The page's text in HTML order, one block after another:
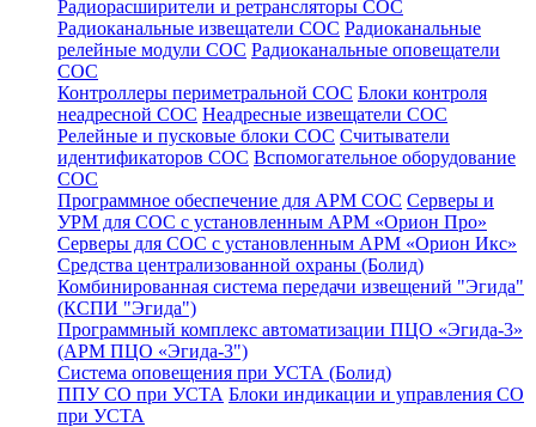
Радиорасширители и ретрансляторы СОС
Радиоканальные извещатели СОС Радиоканальные
релейные модули СОС Радиоканальные оповещатели
СОС
Контроллеры периметральной СОС Блоки контроля
неадресной СОС Неадресные извещатели СОС
Релейные и пусковые блоки СОС Считыватели
идентификаторов СОС Вспомогательное оборудование
СОС
Программное обеспечение для АРМ СОС Серверы и
УРМ для СОС с установленным АРМ «Орион Про»
Серверы для СОС с установленным АРМ «Орион Икс»
Средства централизованной охраны (Болид)
Комбинированная система передачи извещений "Эгида"
(КСПИ "Эгида")
Программный комплекс автоматизации ПЦО «Эгида-3»
(АРМ ПЦО «Эгида-3")
Система оповещения при УСТА (Болид)
ППУ СО при УСТА Блоки индикации и управления СО
при УСТА